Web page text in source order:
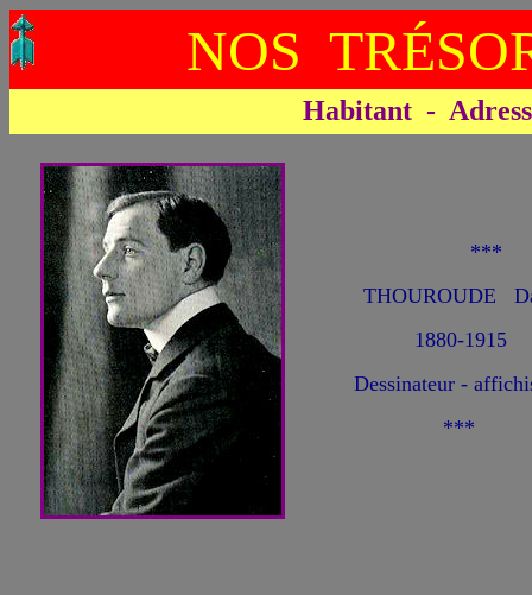
NOS
Habitant -
THOUROUDE
1880-1915
Dessinateur -
***